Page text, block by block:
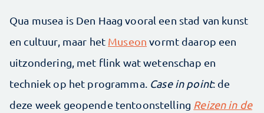
Qua musea is Den Haag vooral een stad van kunst
en cultuur, maar het Museon vormt daarop een
uitzondering, met flink wat wetenschap en
techniek op het programma. Case in point: de
deze week geopende tentoonstelling Reizen in de